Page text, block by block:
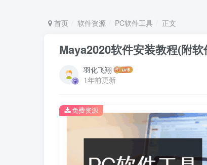
首页 软件资源 PC软件工具 正文
Maya2020软件安装教程(附
羽化飞翔
1年前更新
免费资源